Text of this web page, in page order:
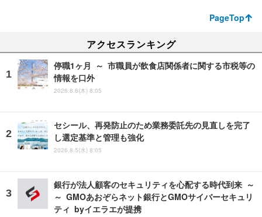
PageTop
アクセスランキング
停職1ヶ月 ～ 市職員が飲食店関係者に関する市税等の
情報を口外
2026.8.6(木) 8:05
セシール、再発防止のため業務委託先の見直しを完了
し選定基準と管理も強化
2026.8.5(水) 8:05
銀行が法人顧客のセキュリティを心配する時代到来 ～
～ GMOあおぞらネット銀行とGMOサイバーセキュリ
ティ byイエラエが提携